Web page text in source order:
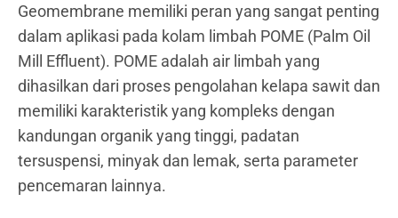
Geomembrane memiliki peran yang sangat penting
dalam aplikasi pada kolam limbah POME (Palm Oil
Mill Effluent). POME adalah air limbah yang
dihasilkan dari proses pengolahan kelapa sawit dan
memiliki karakteristik yang kompleks dengan
kandungan organik yang tinggi, padatan
tersuspensi, minyak dan lemak, serta parameter
pencemaran lainnya.